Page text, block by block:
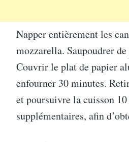
Napper entièrement les
mozzarella. Saupoudrer de
Couvrir le plat de papier
enfourner 30 minutes.
et poursuivre la cuisson
supplémentaires, afin